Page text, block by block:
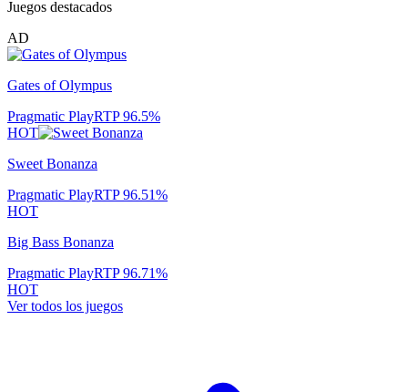
Juegos destacados
AD
Gates of Olympus
Pragmatic PlayRTP96.5%
HOT
Sweet Bonanza
Pragmatic PlayRTP96.51%
HOT
Big Bass Bonanza
Pragmatic PlayRTP96.71%
HOT
Ver todos los juegos